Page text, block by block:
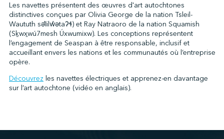
Les navettes présentent des œuvres d'art autochtones
distinctives conçues par Olivia George de la nation Tsleil-
Waututh səl̓ilw̓ətaʔɬ) et Ray Natraoro de la nation Squamish
(Sḵwx̱wú7mesh Úxwumixw). Les conceptions représentent
l’engagement de Seaspan à être responsable, inclusif et
accueillant envers les nations et les communautés où l’entreprise
opère.
Découvrezles navettes électriques et apprenez-en davantage
sur l’art autochtone (vidéo en anglais).